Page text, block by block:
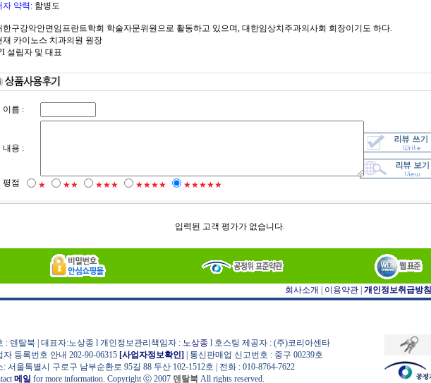
자 약력: 함병도
한구강악안면임프란트학회 학술자문위원으로 활동하고 있으며, 대한임상치주과의사회 회장이기도 하다.
재 카이노스 치과의원 원장
설립자 및 대표
이름 :
내용 :
평점 ★ ★★ ★★★ ★★★★ ★★★★★
입력된 고객 평가가 없습니다.
회사소개 이용약관 개인정보취급방침
: 덴탈북 | 대표자:노상종 l 개인정보관리책임자 : 노상종 l 호스팅 제공자 : (주)코리아센타
자 등록번호 안내 202-90-06315 [사업자정보확인]
| 통신판매업 신고번호 : 중구 00239호
: 서울특별시 구로구 남부순환로 95길 88 두산 102-1512호 | 전화 : 010-8764-7622
메일 for more information. Copyright ⓒ 2007 덴탈북 All rights reserved.